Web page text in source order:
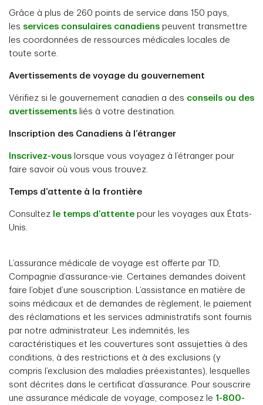
Grâce à plus de 260 points de service dans 150 pays,
les services consulaires canadiens peuvent transmettre
les coordonnées de ressources médicales locales de
toute sorte.
Avertissements de voyage du gouvernement
Vérifiez si le gouvernement canadien a des conseils ou des
avertissements liés à votre destination.
Inscription des Canadiens à l’étranger
Inscrivez-vous lorsque vous voyagez à l’étranger pour
faire savoir où vous vous trouvez.
Temps d’attente à la frontière
Consultez le temps d’attente pour les voyages aux États-
Unis.
L’assurance médicale de voyage est offerte par TD,
Compagnie d’assurance-vie. Certaines demandes doivent
faire l’objet d’une souscription. L’assistance en matière de
soins médicaux et de demandes de règlement, le paiement
des réclamations et les services administratifs sont fournis
par notre administrateur. Les indemnités, les
caractéristiques et les couvertures sont assujetties à des
conditions, à des restrictions et à des exclusions (y
compris l’exclusion des maladies préexistantes), lesquelles
sont décrites dans le certificat d’assurance. Pour souscrire
une assurance médicale de voyage, composez le 1-800-